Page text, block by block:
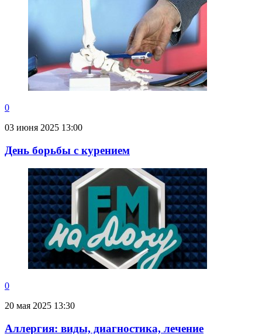
0
03 июня 2025 13:00
День борьбы с курением
0
20 мая 2025 13:30
Аллергия: виды, диагностика, лечение